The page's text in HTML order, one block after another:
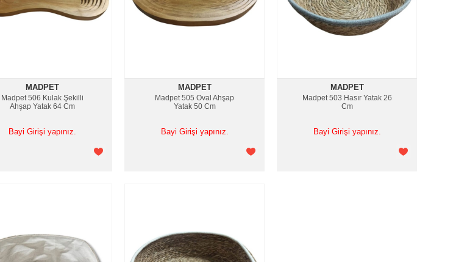
MADPET
Madpet 506 Kulak Şekilli
Ahşap Yatak 64 Cm
Bayi Girişi yapınız.
MADPET
Madpet 505 Oval Ahşap
Yatak 50 Cm
Bayi Girişi yapınız.
MADPET
Madpet 503 Hasır Yatak 26
Cm
Bayi Girişi yapınız.